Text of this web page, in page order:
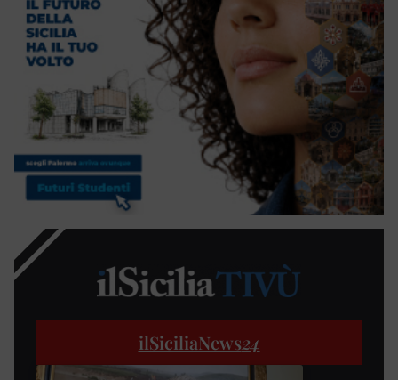
ilSiciliaNews24